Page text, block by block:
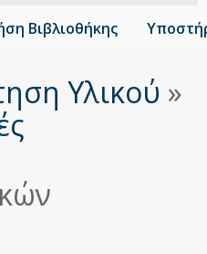
Βιβλιοθήκης
Υλικού »